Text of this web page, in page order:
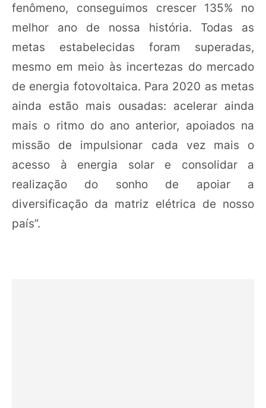
fenômeno, conseguimos crescer 135% no
melhor ano de nossa história. Todas as
metas estabelecidas foram superadas,
mesmo em meio às incertezas do mercado
de energia fotovoltaica. Para 2020 as metas
ainda estão mais ousadas: acelerar ainda
mais o ritmo do ano anterior, apoiados na
missão de impulsionar cada vez mais o
acesso à energia solar e consolidar a
realização do sonho de apoiar a
diversificação da matriz elétrica de nosso
país”.